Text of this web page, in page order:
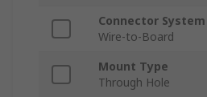
Connector System
Wire-to-Board
Mount Type
Through Hole